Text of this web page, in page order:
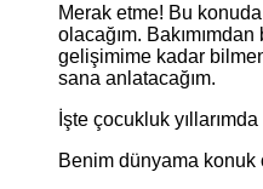
Merak etme! Bu
olacağım.
gelişimime kadar
sana anlatacağım.
İşte çocukluk
Benim dünyama konuk